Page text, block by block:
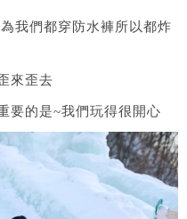
我們都穿防水褲所以都炸
來歪去
要的是~我們玩得很開心